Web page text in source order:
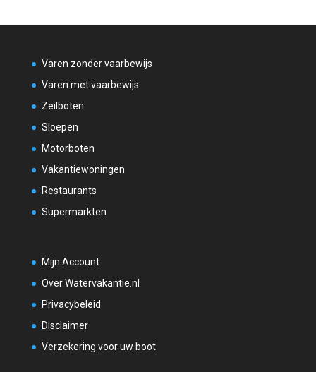
Varen zonder vaarbewijs
Varen met vaarbewijs
Zeilboten
Sloepen
Motorboten
Vakantiewoningen
Restaurants
Supermarkten
Mijn Account
Over Watervakantie.nl
Privacybeleid
Disclaimer
Verzekering voor uw boot